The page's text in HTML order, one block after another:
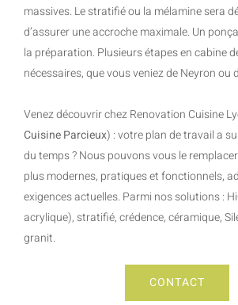
massives. Le stratifié ou la mélamine sera
d’assurer une accroche maximale. Un
la préparation. Plusieurs étapes en cabine
nécessaires, que vous veniez de Neyron ou
Venez découvrir chez Renovation Cuisine
Cuisine Parcieux) : votre plan de travail a
du temps ? Nous pouvons vous le
plus modernes, pratiques et fonctionnels,
exigences actuelles. Parmi nos solutions :
acrylique), stratifié, crédence, céramique,
granit.
CONTACT